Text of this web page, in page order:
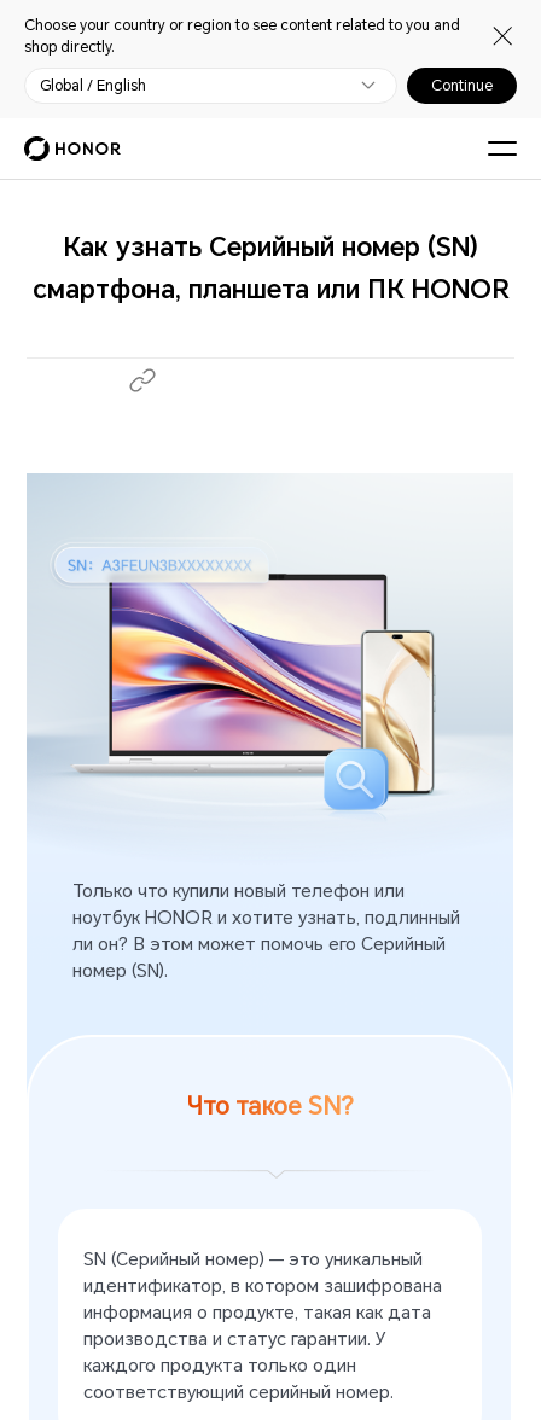
Choose your country or region to see content related to you and
shop directly.
Global / English Continue
Как узнать Серийный номер (SN)
смартфона, планшета или ПК HONOR